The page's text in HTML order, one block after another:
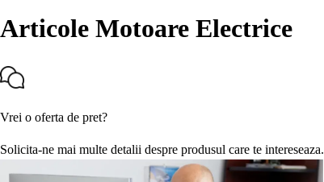
Articole Motoare Electrice
Vrei o oferta de pret?
Solicita-ne mai multe detalii despre produsul care te intereseaza.